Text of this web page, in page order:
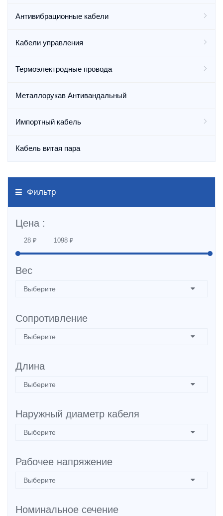
Антивибрационные кабели
Кабели управления
Термоэлектродные провода
Металлорукав Антивандальный
Импортный кабель
Кабель витая пара
Фильтр
Цена :
Вес
Сопротивление
Длина
Наружный диаметр кабеля
Рабочее напряжение
Номинальное сечение